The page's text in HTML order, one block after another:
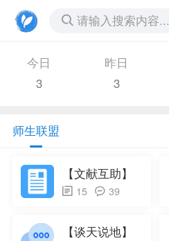
请输入搜索内容...
今日
3
昨日
3
师生联盟
【文献互助】
15 39
【谈天说地】